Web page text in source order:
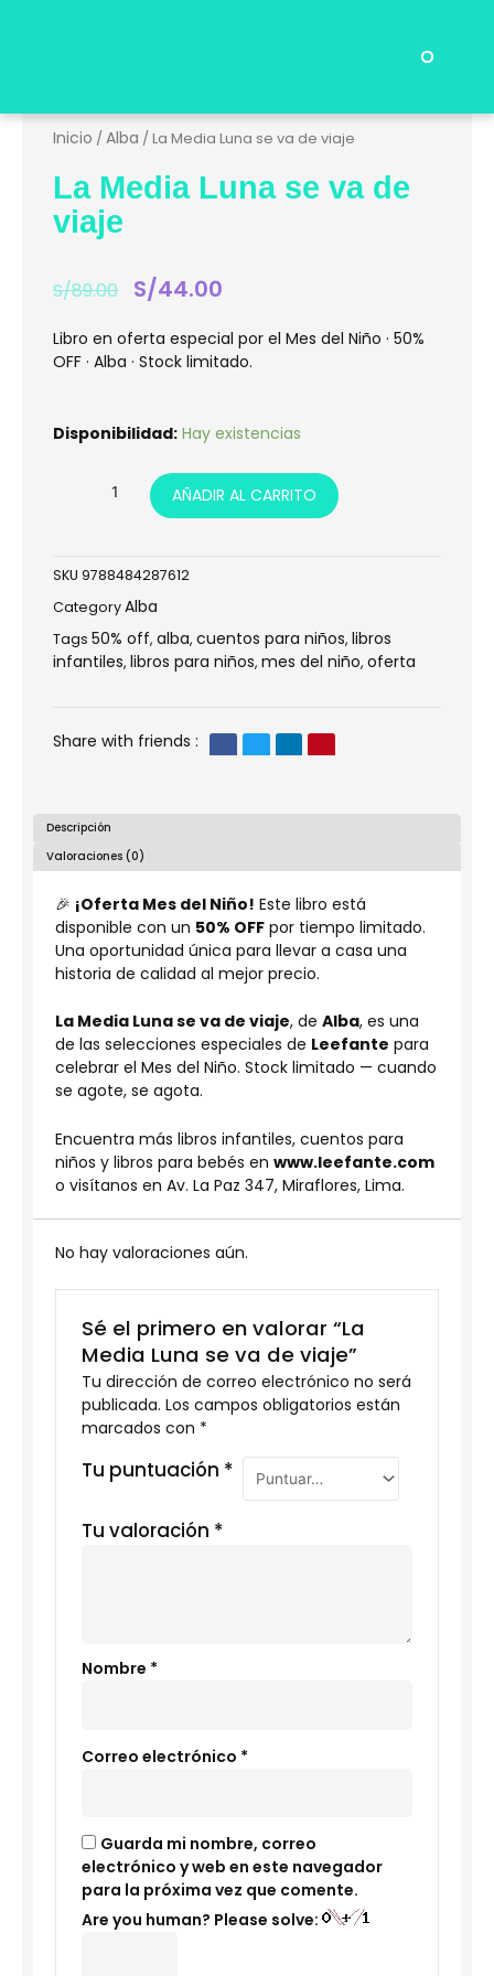
Menu
Inicio /Alba / La Media Luna se va de viaje
La Media Luna se va de
viaje
S/89.00
El
precio
original
era:
S/89.00.
S/44.00
actual
es:
S/44.00.
Libro en oferta especial por el Mes del Niño · 50%
OFF · Alba · Stock limitado.
Disponibilidad: Hay existencias
La
viaje
AÑADIR AL CARRITO
SKU 9788484287612
CategoryAlba
Tags 50% off, alba, cuentos para niños, libros
infantiles, libros para niños, mes del niño, oferta
Share with friends :
Descripción
Valoraciones (0)
🎉 ¡Oferta Mes del Niño! Este libro está
disponible con un 50% OFF por tiempo limitado.
Una oportunidad única para llevar a casa una
historia de calidad al mejor precio.
La Media Luna se va de viaje, de Alba, es una
de las selecciones especiales de Leefante para
celebrar el Mes del Niño. Stock limitado — cuando
se agote, se agota.
Encuentra más libros infantiles, cuentos para
niños y libros para bebés en www.leefante.com
o visítanos en Av. La Paz 347, Miraflores, Lima.
No hay valoraciones aún.
Sé el primero en valorar “La
Media Luna se va de viaje”
Tu dirección de correo electrónico no será
publicada. Los campos obligatorios están
marcados con *
Tu puntuación *
Tu valoración *
Nombre *
Correo electrónico *
Guarda mi nombre, correo
electrónico y web en este navegador
para la próxima vez que comente.
Are you human? Please solve: